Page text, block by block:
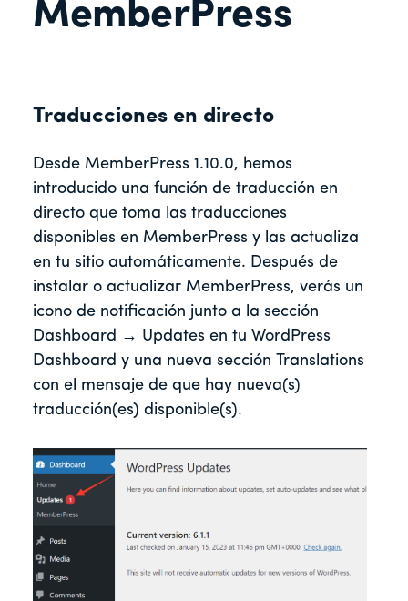
MemberPress
Traducciones en directo
Desde MemberPress 1.10.0, hemos
introducido una función de traducción en
directo que toma las traducciones
disponibles en MemberPress y las actualiza
en tu sitio automáticamente. Después de
instalar o actualizar MemberPress, verás un
icono de notificación junto a la sección
Dashboard → Updates en tu WordPress
Dashboard y una nueva sección Translations
con el mensaje de que hay nueva(s)
traducción(es) disponible(s).